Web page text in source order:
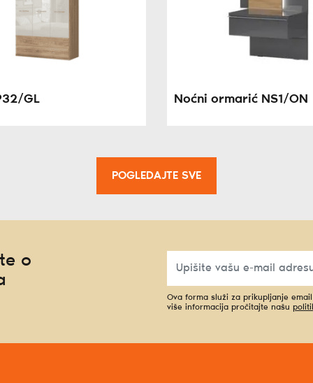
GL Noćni ormarić NS1/ON
POGLEDAJTE SVE
o
Ova forma služi za prikupljanje
više informacija pročitajte našu